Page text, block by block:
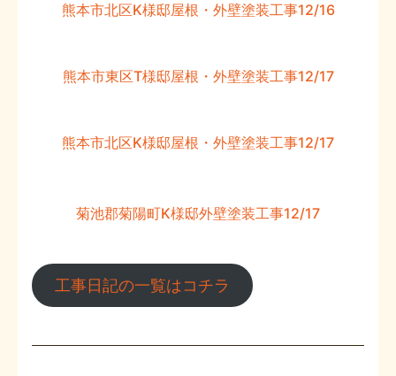
熊本市北区K様邸屋根・外壁塗装工事12/16
熊本市東区T様邸屋根・外壁塗装工事12/17
熊本市北区K様邸屋根・外壁塗装工事12/17
菊池郡菊陽町K様邸外壁塗装工事12/17
工事日記の一覧はコチラ